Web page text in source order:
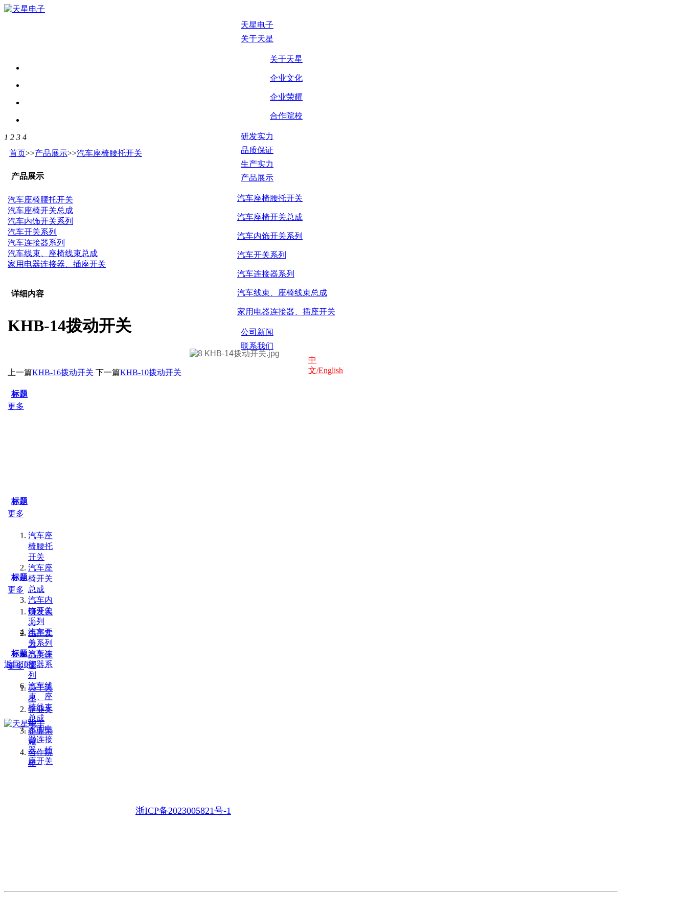
天星电子
关于天星
关于天星
企业文化
企业荣耀
合作院校
研发实力
品质保证
生产实力
产品展示
汽车座椅腰托开关
汽车座椅开关总成
汽车内饰开关系列
汽车开关系列
汽车连接器系列
汽车线束、座椅线束总成
家用电器连接器、插座开关
公司新闻
联系我们
中
文/English
1 2 3 4
首页>>产品展示>>汽车座椅腰托开关
产品展示
汽车座椅腰托开关
汽车座椅开关总成
汽车内饰开关系列
汽车开关系列
汽车连接器系列
汽车线束、座椅线束总成
家用电器连接器、插座开关
详细内容
KHB-14拨动开关
上一篇KHB-16拨动开关 下一篇KHB-10拨动开关
标题
更多
标题
更多
汽车座
椅腰托
开关
汽车座
椅开关
总成
汽车内
饰开关
系列
汽车开
关系列
汽车连
接器系
列
汽车线
束、座
椅线束
总成
家用电
器连接
器、插
座开关
标题
更多
研发实
力
生产实
力
品质保
证
标题
更多
关于天
星
企业文
化
企业荣
耀
合作院
校
地 址：浙江省乐清市乐清湾临港经开区虹南路11号
浙ICP备2023005821号-1
友情链接：
返回顶部